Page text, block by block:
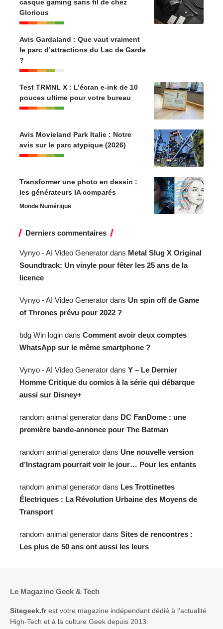
casque gaming sans fil de chez
Glorious
Avis Gardaland : Que vaut vraiment
le parc d’attractions du Lac de Garde
?
Test TRMNL X : L’écran e-ink de 10
pouces ultime pour votre bureau
Avis Movieland Park Italie : Notre
avis sur le parc atypique (2026)
Transformer une photo en dessin :
les générateurs IA comparés
Monde Numérique
Derniers commentaires
Vynyo - AI Video Generator dans Metal Slug X Original
Soundtrack: Un vinyle pour fêter les 25 ans de la
licence
Vynyo - AI Video Generator dans Un spin off de Game
of Thrones prévu pour 2022 ?
bdg Win login dans Comment avoir deux comptes
WhatsApp sur le même smartphone ?
Vynyo - AI Video Generator dans Y – Le Dernier
Homme Critique du comics à la série qui débarque
aussi sur Disney+
random animal generator dans DC FanDome : une
première bande-annonce pour The Batman
random animal generator dans Une nouvelle version
d’Instagram pourrait voir le jour… Pour les enfants
random animal generator dans Les Trottinettes
Électriques : La Révolution Urbaine des Moyens de
Transport
random animal generator dans Sites de rencontres :
Les plus de 50 ans ont aussi les leurs
Le Magazine Geek & Tech
Sitegeek.frest votre magazine indépendant dédié à l’actualité
High-Tech et à la culture Geek depuis 2013.